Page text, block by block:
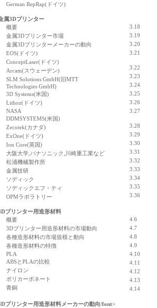
German RepRap(ドイツ)
属3Dプリンター
概要
金属3Dプリンター市場
金属3Dプリンターメーカーの動向
EOS(ドイツ)
ConceptLaser(ドイツ)
Arcam(スウェーデン)
SLM Solutions GmbH(旧MTT
Technologies GmbH)
3D Systems(米国)
Lithoz(ドイツ)
NASA
DDMSYSTEMS(米国)
Zecotek(カナダ)
ExOne(ドイツ)
Ion Core(英国)
大阪大学,パナソニック,川崎重工業など
松浦機械製作所
金属技研
ソディック
ソディックエフ・ティ
OPMラボラトリー
3.18
3.19
3.20
3.21
3.22
3.23
3.24
3.25
3.26
3.27
3.28
3.29
3.30
3.31
3.32
3.33
3.34
3.35
3.36
プリンター用造形材料
概要
3Dプリンター用造形材料の市場動向
各種造形材料の市場規模と動向
各種造形材料の特徴
PLA
ABSとPLAの比較
ナイロン
ポリカーボネート
青銅
4.6
4.7
4.8
4.9
4.10
4.11
4.12
4.13
4.14
プリンター用造形材料メーカーの動向/font>